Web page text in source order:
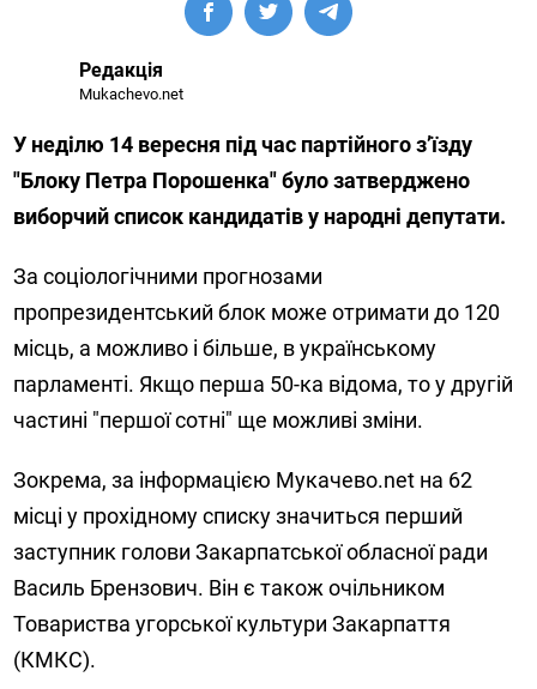
Редакція
Mukachevo.net
У неділю 14 вересня під час партійного з’їзду
"Блоку Петра Порошенка" було затверджено
виборчий список кандидатів у народні депутати.
За соціологічними прогнозами
пропрезидентський блок може отримати до 120
місць, а можливо і більше, в українському
парламенті. Якщо перша 50-ка відома, то у другій
частині "першої сотні" ще можливі зміни.
Зокрема, за інформацією Мукачево.net на 62
місці у прохідному списку значиться перший
заступник голови Закарпатської обласної ради
Василь Брензович. Він є також очільником
Товариства угорської культури Закарпаття
(КМКС).